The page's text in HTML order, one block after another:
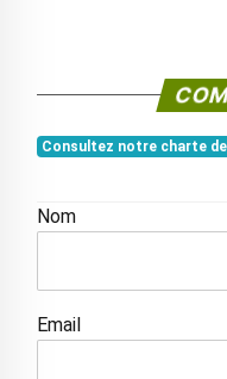
Consultez notre charte
Nom
Email